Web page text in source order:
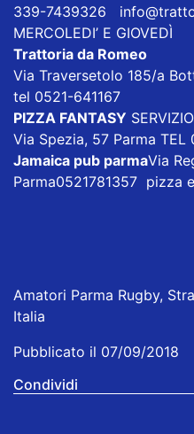
339-7439326
MERCOLEDI’ E GIOVEDÌ
Trattoria da Romeo
Via Traversetolo 185/a
tel 0521-641167
PIZZA FANTASY
Via Spezia, 57 Parma TEL
Jamaica pub parmaVia
Parma0521781357 pizza
Amatori Parma Rugby,
Italia
Pubblicato il 07/09/2018
Condividi